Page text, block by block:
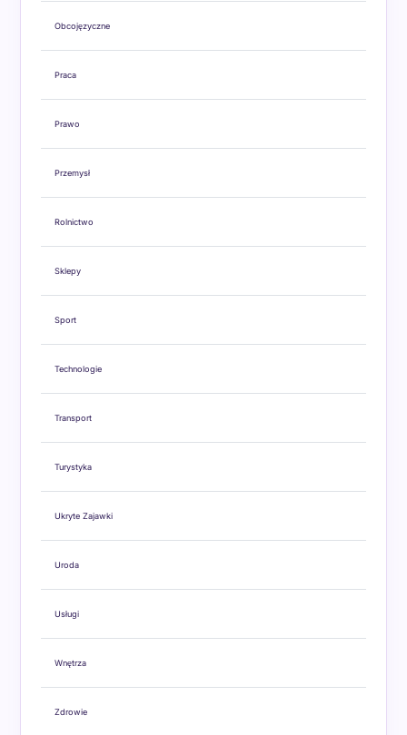
Obcojęzyczne
Praca
Prawo
Przemysł
Rolnictwo
Sklepy
Sport
Technologie
Transport
Turystyka
Ukryte Zajawki
Uroda
Usługi
Wnętrza
Zdrowie